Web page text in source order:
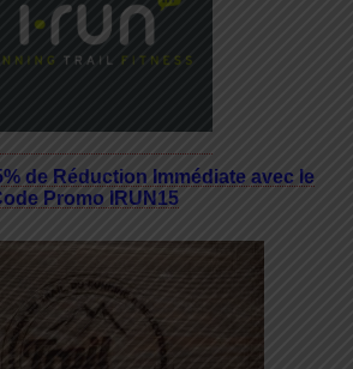
de Réduction Immédiate avec le
Promo IRUN15